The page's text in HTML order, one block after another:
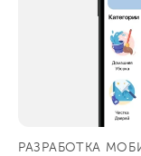
РАЗРАБОТКА